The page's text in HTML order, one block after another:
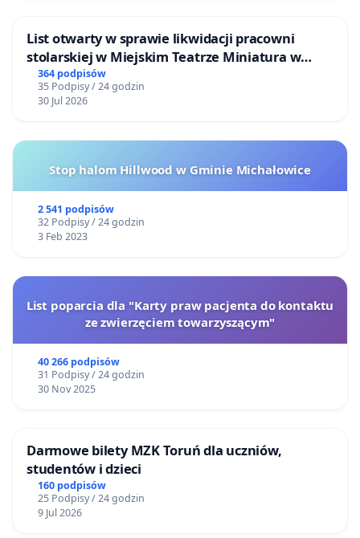
List otwarty w sprawie likwidacji pracowni
stolarskiej w Miejskim Teatrze Miniatura w
Gdańsku
364 podpisów
35 Podpisy / 24 godzin
30 Jul 2026
Stop halom Hillwood w Gminie Michałowice
2 541 podpisów
32 Podpisy / 24 godzin
3 Feb 2023
List poparcia dla "Karty praw pacjenta do kontaktu
ze zwierzęciem towarzyszącym"
40 266 podpisów
31 Podpisy / 24 godzin
30 Nov 2025
Darmowe bilety MZK Toruń dla uczniów,
studentów i dzieci
160 podpisów
25 Podpisy / 24 godzin
9 Jul 2026